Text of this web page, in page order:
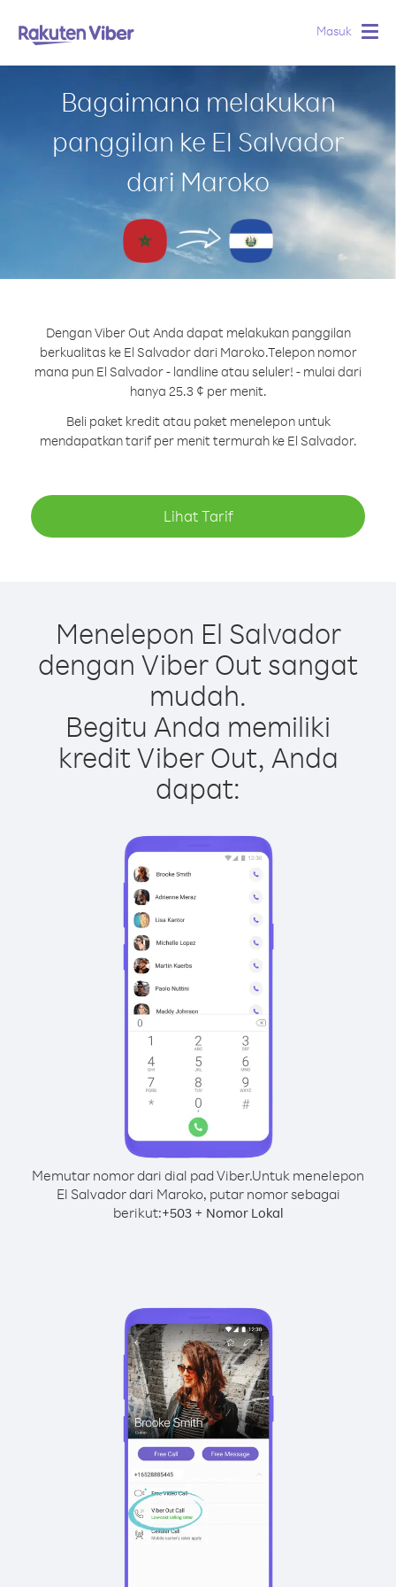
Masuk
Bagaimana melakukan
panggilan ke El Salvador
dari Maroko
Dengan Viber Out Anda dapat melakukan panggilan
berkualitas ke El Salvador dari Maroko.Telepon nomor
mana pun El Salvador - landline atau seluler! - mulai dari
hanya 25.3 ¢ per menit.
Beli paket kredit atau paket menelepon untuk
mendapatkan tarif per menit termurah ke El Salvador.
Lihat Tarif
Menelepon El Salvador
dengan Viber Out sangat
mudah.
Begitu Anda memiliki
kredit Viber Out, Anda
dapat:
Memutar nomor dari dial pad Viber.Untuk menelepon
El Salvador dari Maroko, putar nomor sebagai
berikut:+503+ Nomor Lokal